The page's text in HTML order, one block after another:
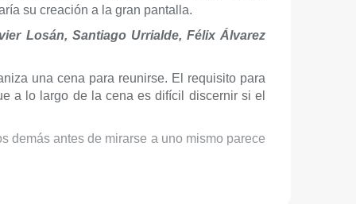
su creación a la gran pantalla.
Losán, Santiago Urrialde, Félix Álvarez
una cena para reunirse. El requisito para
a lo largo de la cena es difícil discernir si el
demás antes de mirarse a uno mismo parece